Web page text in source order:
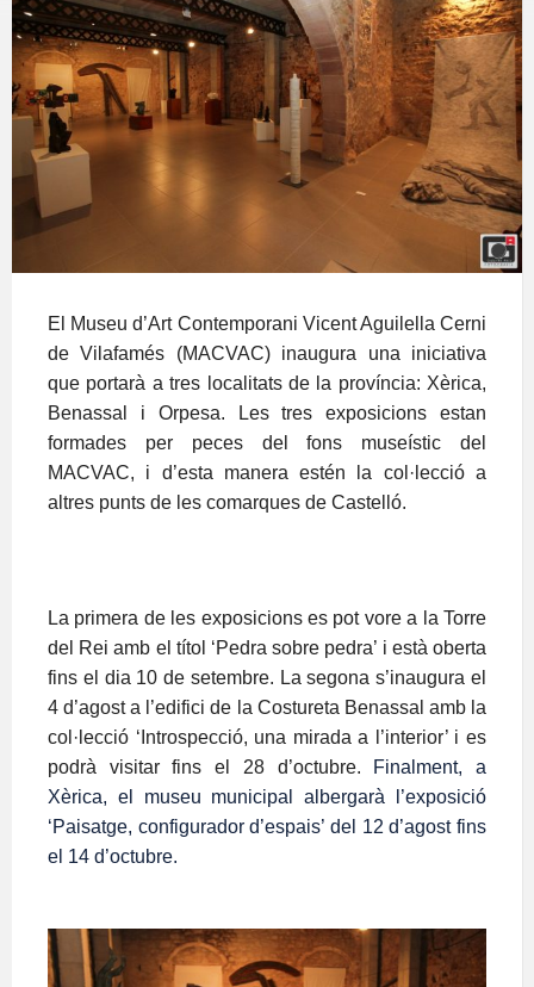
El Museu d’Art Contemporani Vicent Aguilella Cerni
de Vilafamés (MACVAC) inaugura una iniciativa
que portarà a tres localitats de la província: Xèrica,
Benassal i Orpesa. Les tres exposicions estan
formades per peces del fons museístic del
MACVAC, i d’esta manera estén la col·lecció a
altres punts de les comarques de Castelló.
La primera de les exposicions es pot vore a la Torre
del Rei amb el títol ‘Pedra sobre pedra’ i està oberta
fins el dia 10 de setembre. La segona s’inaugura el
4 d’agost a l’edifici de la Costureta Benassal amb la
col ·lecció ‘Introspecció, una mirada a l’interior’ i es
podrà visitar fins el 28 d’octubre.
Finalment, a
Xèrica, el museu municipal albergarà l’exposició
‘Paisatge, configurador d’espais’ del 12 d’agost fins
el 14 d’octubre.